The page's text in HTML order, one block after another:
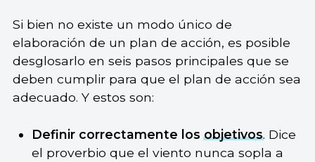
Si bien no existe un modo único de
elaboración de un plan de acción, es posible
desglosarlo en seis pasos principales que se
deben cumplir para que el plan de acción sea
adecuado. Y estos son:
Definir correctamente losobjetivos. Dice
el proverbio que el viento nunca sopla a